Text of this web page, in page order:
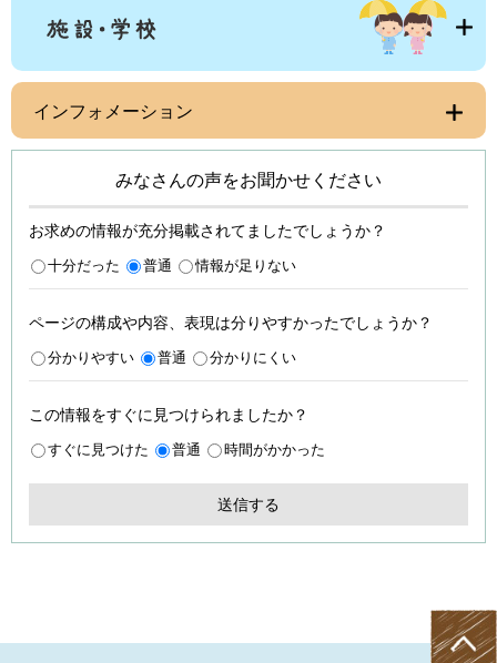
インフォメーション
みなさんの声をお聞かせください
お求めの情報が充分掲載されてましたでしょうか？
十分だった 普通 情報が足りない
ページの構成や内容、表現は分りやすかったでしょうか？
分かりやすい 普通 分かりにくい
この情報をすぐに見つけられましたか？
すぐに見つけた 普通 時間がかかった